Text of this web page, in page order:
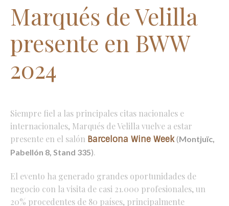
Marqués de Velilla
presente en BWW
2024
Siempre fiel a las principales citas nacionales e
internacionales, Marqués de Velilla vuelve a estar
presente en el salón Barcelona Wine Week (Montjuïc,
Pabellón 8, Stand 335).
El evento ha generado grandes oportunidades de
negocio con la visita de casi 21.000 profesionales, un
20% procedentes de 80 países, principalmente